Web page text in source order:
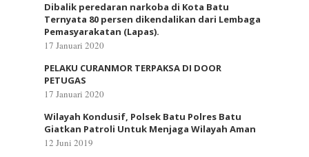
Dibalik peredaran narkoba di Kota Batu
Ternyata 80 persen dikendalikan dari Lembaga
Pemasyarakatan (Lapas).
17 Januari 2020
PELAKU CURANMOR TERPAKSA DI DOOR
PETUGAS
17 Januari 2020
Wilayah Kondusif, Polsek Batu Polres Batu
Giatkan Patroli Untuk Menjaga Wilayah Aman
12 Juni 2019